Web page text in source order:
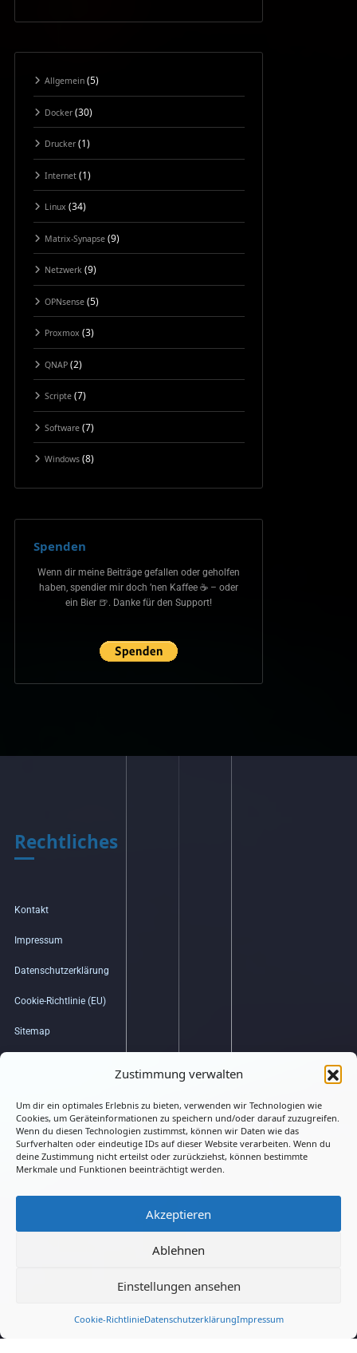
Zustimmung verwalten
Um dir ein optimales Erlebnis zu bieten, verwenden wir Technologien wie
Cookies, um Geräteinformationen zu speichern und/oder darauf zuzugreifen.
Wenn du diesen Technologien zustimmst, können wir Daten wie das
Surfverhalten oder eindeutige IDs auf dieser Website verarbeiten. Wenn du
deine Zustimmung nicht erteilst oder zurückziehst, können bestimmte
Merkmale und Funktionen beeinträchtigt werden.
Akzeptieren
Ablehnen
Einstellungen ansehen
Cookie-RichtlinieDatenschutzerklärungImpressum
Allgemein(5)
Docker(30)
Drucker(1)
Internet(1)
Linux (34)
Matrix-Synapse(9)
Netzwerk(9)
OPNsense(5)
Proxmox (3)
QNAP(2)
Scripte(7)
Software(7)
Windows(8)
Spenden
Wenn dir meine Beiträge gefallen oder geholfen
haben, spendier mir doch ’nen Kaffee ☕ – oder
ein Bier 🍺. Danke für den Support!
Rechtliches
Kontakt
Impressum
Datenschutzerklärung
Cookie-Richtlinie (EU)
Sitemap
Hub
Connected